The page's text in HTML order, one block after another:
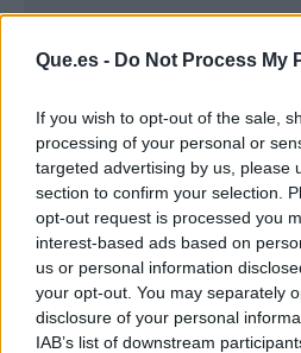
Que.es - Do Not Process My
If you wish to opt-out of the sale,
processing of your personal or
targeted advertising by us, please
section to confirm your selection.
opt-out request is processed you
interest-based ads based on
us or personal information
your opt-out. You may separately
disclosure of your personal
IAB’s list of downstream